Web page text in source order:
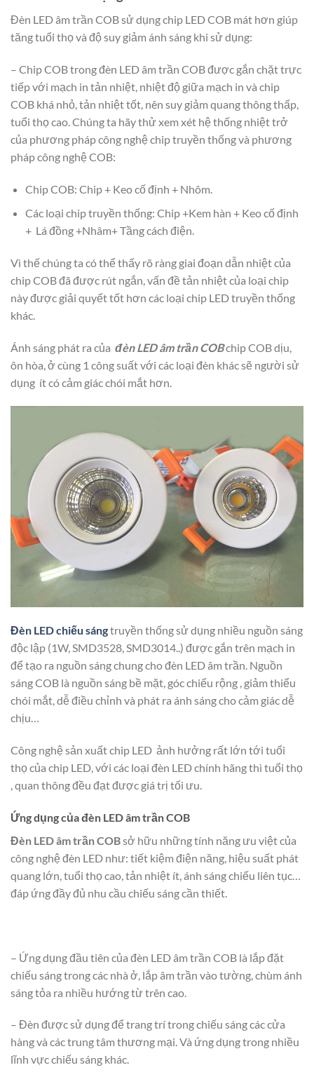
Đèn LED âm trần COB sử dụng chip LED COB mát hơn giúp
tăng tuổi thọ và độ suy giảm ánh sáng khi sử dụng:
– Chip COB trong đèn LED âm trần COB được gắn chặt trực
tiếp với mạch in tản nhiệt, nhiệt độ giữa mạch in và chip
COB khá nhỏ, tản nhiệt tốt, nên suy giảm quang thông thấp,
tuổi thọ cao. Chúng ta hãy thử xem xét hệ thống nhiệt trở
của phương pháp công nghệ chip truyền thống và phương
pháp công nghệ COB:
Chip COB: Chip + Keo cố định + Nhôm.
Các loại chip truyền thống: Chip +Kem hàn + Keo cố định
+ Lá đồng +Nhâm+ Tầng cách điện.
Vì thế chúng ta có thể thấy rõ ràng giai đoạn dẫn nhiệt của
chip COB đã được rút ngắn, vấn đề tản nhiệt của loại chip
này được giải quyết tốt hơn các loại chip LED truyền thống
khác.
Ánh sáng phát ra của đèn LED âm trần COBchip COB dịu,
ôn hòa, ở cùng 1 công suất với các loại đèn khác sẽ người sử
dụng ít có cảm giác chói mắt hơn.
Đèn LED chiếu sángtruyền thống sử dụng nhiều nguồn sáng
độc lập (1W, SMD3528, SMD3014..) được gắn trên mạch in
để tạo ra nguồn sáng chung cho đèn LED âm trần. Nguồn
sáng COB là nguồn sáng bề mặt, góc chiếu rộng , giảm thiểu
chói mắt, dễ điều chỉnh và phát ra ánh sáng cho cảm giác dễ
chịu…
Công nghệ sản xuất chip LED ảnh hưởng rất lớn tới tuổi
thọ của chip LED, với các loại đèn LED chính hãng thì tuổi thọ
, quan thông đều đạt được giá trị tối ưu.
Ứng dụng của đèn LED âm trần COB
Đèn LED âm trần COBsở hữu những tính năng ưu việt của
công nghệ đèn LED như: tiết kiệm điện năng, hiệu suất phát
quang lớn, tuổi thọ cao, tản nhiệt ít, ánh sáng chiếu liên tục…
đáp ứng đầy đủ nhu cầu chiếu sáng cần thiết.
– Ứng dụng đầu tiên của đèn LED âm trần COB là lắp đặt
chiếu sáng trong các nhà ở, lắp âm trần vào tường, chùm ánh
sáng tỏa ra nhiều hướng từ trên cao.
– Đèn được sử dụng để trang trí trong chiếu sáng các cửa
hàng và các trung tâm thương mại. Và ứng dụng trong nhiều
lĩnh vực chiếu sáng khác.